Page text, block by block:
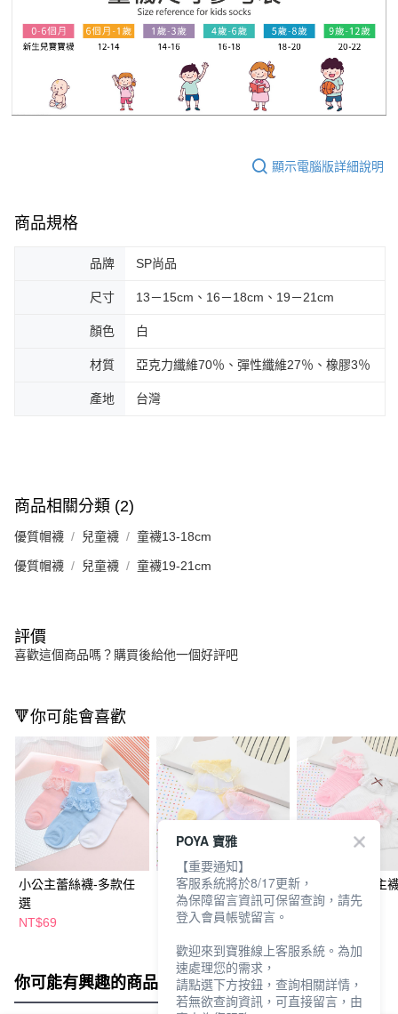
顯示電腦版詳細說明
商品規格
品牌 SP尚品
尺寸 13－15cm、16－18cm、19－21cm
顏色 白
材質 亞克力纖維70％、彈性纖維27％、橡膠3％
產地 台灣
商品相關分類 (2)
優質帽襪 兒童襪 童襪13-18cm
優質帽襪 兒童襪 童襪19-21cm
評價
喜歡這個商品嗎？購買後給他一個好評吧
🔻你可能會喜歡
小公主蕾絲襪-多款任
選
NT$69
蕾絲拚色公主襪-多色
任選
NT$49
蝴蝶結蕾絲公主
色任選
你可能有興趣的商品 全站排行
POYA 寶雅
【重要通知】
客服系統將於8/17更新，
為保障留言資訊可保留查詢，請先
登入會員帳號留言。
歡迎來到寶雅線上客服系統。為加
速處理您的需求，
請點選下方按鈕，查詢相關詳情，
若無欲查詢資訊，可直接留言，由